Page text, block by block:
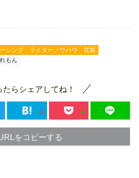
シング ライターノウハウ
営業
もん
たらシェアしてね！
をコピーする